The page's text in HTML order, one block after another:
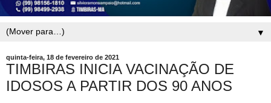
▼
quinta-feira, 18 de fevereiro de 2021
TIMBIRAS INICIA VACINAÇÃO DE
IDOSOS A PARTIR DOS 90 ANOS